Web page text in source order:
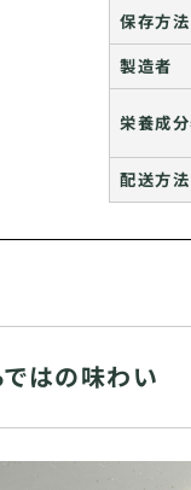
保存方法
製造者
栄養成
配送方法
はの味わい